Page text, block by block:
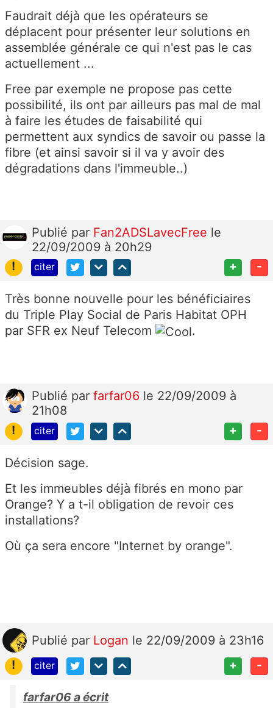
Faudrait déjà que les opérateurs se
déplacent pour présenter leur solutions en
assemblée générale ce qui n'est pas le cas
actuellement ...
Free par exemple ne propose pas cette
possibilité, ils ont par ailleurs pas mal de mal
à faire les études de faisabilité qui
permettent aux syndics de savoir ou passe la
fibre (et ainsi savoir si il va y avoir des
dégradations dans l'immeuble..)
Publié par Fan2ADSLavecFree le
22/09/2009 à 20h29
!
citer + -
Très bonne nouvelle pour les bénéficiaires
du Triple Play Social de Paris Habitat OPH
par SFR ex Neuf Telecom
.
Publié par farfar06 le 22/09/2009 à
21h08
!
citer + -
Décision sage.
Et les immeubles déjà fibrés en mono par
Orange? Y a t-il obligation de revoir ces
installations?
Où ça sera encore "Internet by orange".
Publié par Logan le 22/09/2009 à 23h16
!
citer + -
farfar06 a écrit